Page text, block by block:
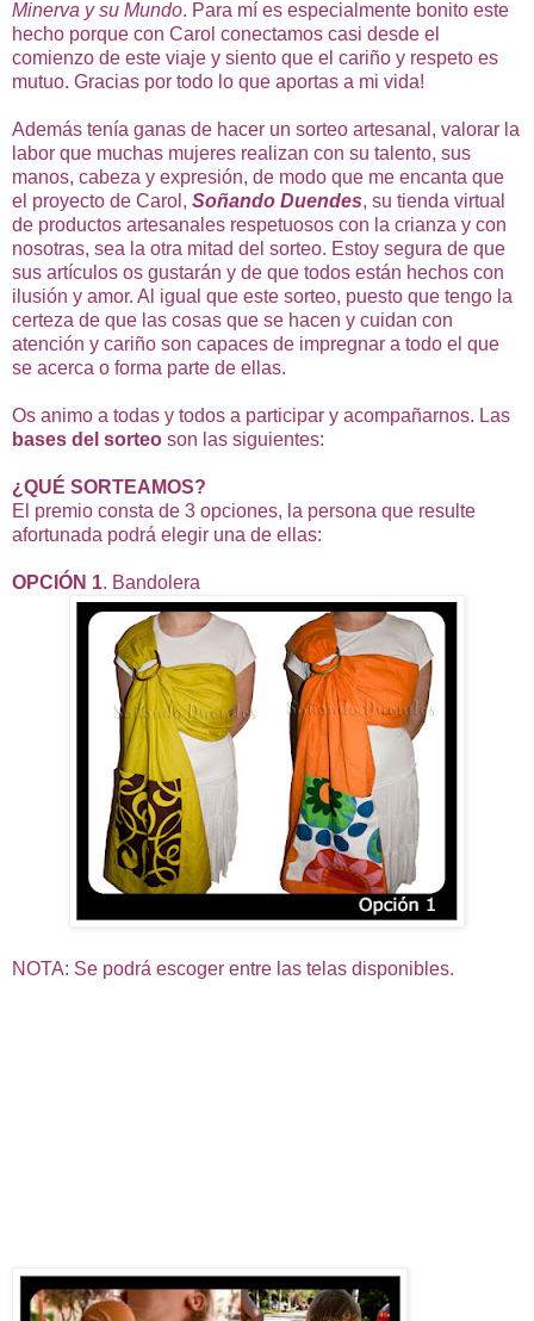
Minerva y su Mundo. Para mí es especialmente bonito este
hecho porque con Carol conectamos casi desde el
comienzo de este viaje y siento que el cariño y respeto es
mutuo. Gracias por todo lo que aportas a mi vida!
Además tenía ganas de hacer un sorteo artesanal, valorar la
labor que muchas mujeres realizan con su talento, sus
manos, cabeza y expresión, de modo que me encanta que
el proyecto de Carol, Soñando Duendes, su tienda virtual
de productos artesanales respetuosos con la crianza y con
nosotras, sea la otra mitad del sorteo. Estoy segura de que
sus artículos os gustarán y de que todos están hechos con
ilusión y amor. Al igual que este sorteo, puesto que tengo la
certeza de que las cosas que se hacen y cuidan con
atención y cariño son capaces de impregnar a todo el que
se acerca o forma parte de ellas.
Os animo a todas y todos a participar y acompañarnos. Las
bases del sorteo son las siguientes:
¿QUÉ SORTEAMOS?
El premio consta de 3 opciones, la persona que resulte
afortunada podrá elegir una de ellas:
OPCIÓN 1. Bandolera
NOTA: Se podrá escoger entre las telas disponibles.